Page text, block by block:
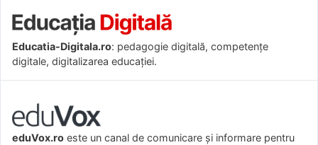
Educatia-Digitala.ro: pedagogie digitală, competențe
digitale, digitalizarea educației.
eduVox.ro este un canal de comunicare și informare pentru